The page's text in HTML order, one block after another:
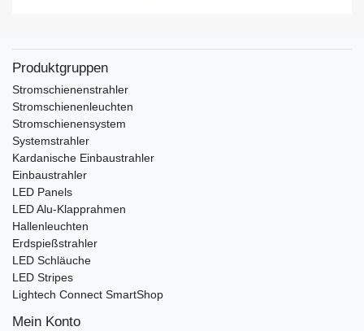
Produktgruppen
Stromschienenstrahler
Stromschienenleuchten
Stromschienensystem
Systemstrahler
Kardanische Einbaustrahler
Einbaustrahler
LED Panels
LED Alu-Klapprahmen
Hallenleuchten
Erdspießstrahler
LED Schläuche
LED Stripes
Lightech Connect SmartShop
Mein Konto